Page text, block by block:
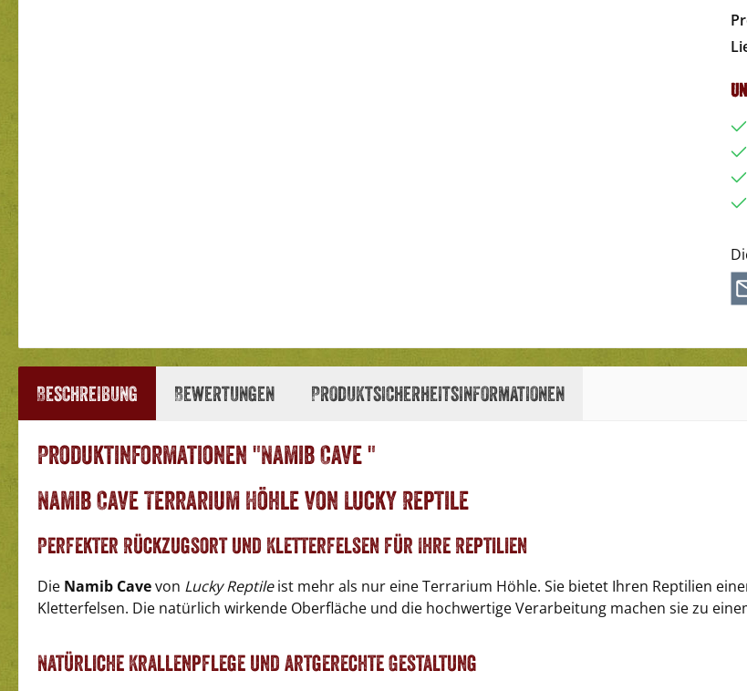
Beschreibung Bewertungen Produktsicherheitsinformationen
Produktinformationen "Namib Cave "
Namib Cave Terrarium Höhle von Lucky Reptile
Perfekter Rückzugsort und Kletterfelsen für Ihre Reptilien
Die Namib Cavevon Lucky Reptileist mehr als nur eine Terrarium Höhle. Sie bietet Ihren Reptilien
Kletterfelsen. Die natürlich wirkende Oberfläche und die hochwertige Verarbeitung machen sie zu
Natürliche Krallenpflege und artgerechte Gestaltung